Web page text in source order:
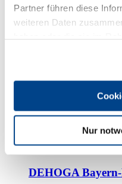
Partner führen diese
weiteren Daten
Nur
Bayern
DEHOGA-Familie
Bundesverband
Fachverbände
DEHOGA